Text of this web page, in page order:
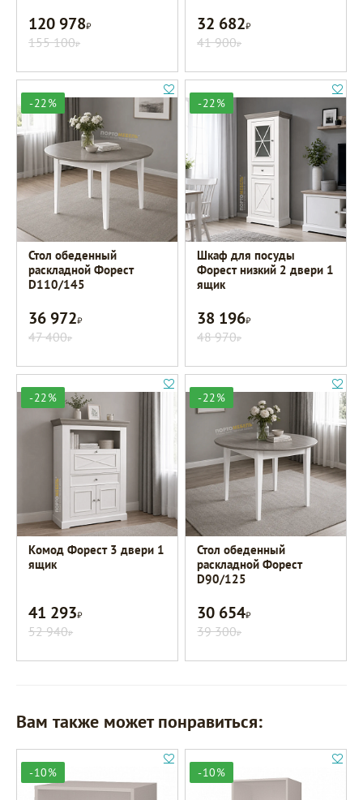
120 978Р
155 100Р
32 682Р
41 900Р
-22%
Стол обеденный
раскладной Форест
D110/145
36 972Р
47 400Р
-22%
Шкаф для посуды
Форест низкий 2 двери 1
ящик
38 196Р
48 970Р
-22%
Комод Форест 3 двери 1
ящик
41 293Р
52 940Р
-22%
Стол обеденный
раскладной Форест
D90/125
30 654Р
39 300Р
Вам также может понравиться:
-10% -10%